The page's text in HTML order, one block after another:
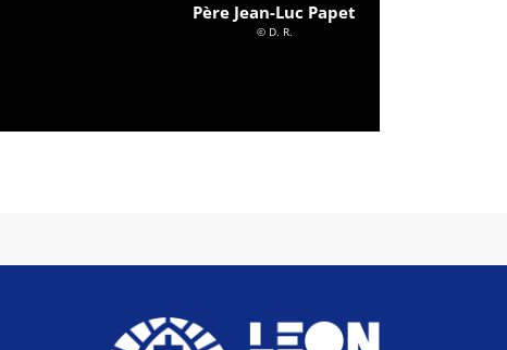
Père Jean-Luc Papet
© D. R.